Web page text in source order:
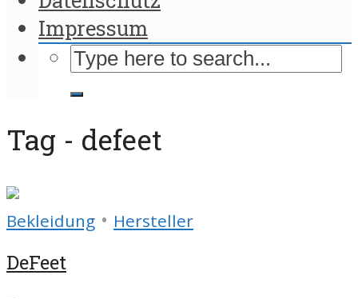
Impressum
Tag - defeet
Bekleidung • Hersteller
DeFeet